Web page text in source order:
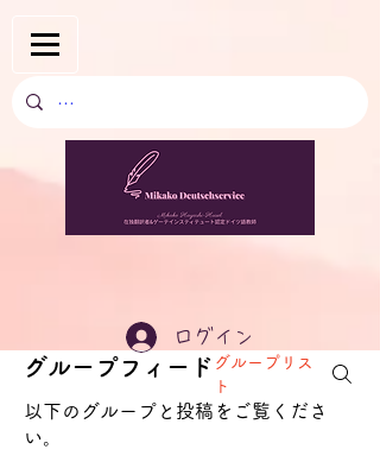
ログイン
グループフィード グループリス
ト
以下のグループと投稿をご覧くださ
い。